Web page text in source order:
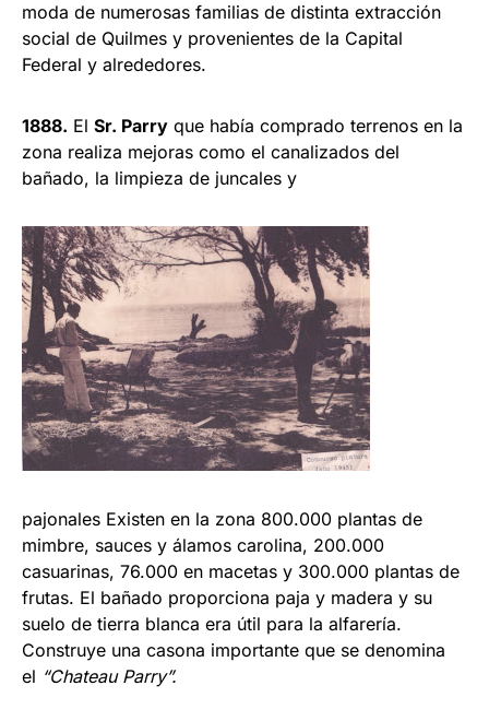
moda de numerosas familias de distinta extracción
social de Quilmes y provenientes de la Capital
Federal y alrededores.
1888. El Sr. Parry que había comprado terrenos en la
zona realiza mejoras como el canalizados del
bañado, la limpieza de juncales y
pajonales Existen en la zona 800.000 plantas de
mimbre, sauces y álamos carolina, 200.000
casuarinas, 76.000 en macetas y 300.000 plantas de
frutas. El bañado proporciona paja y madera y su
suelo de tierra blanca era útil para la alfarería.
Construye una casona importante que se denomina
el “Chateau Parry”.